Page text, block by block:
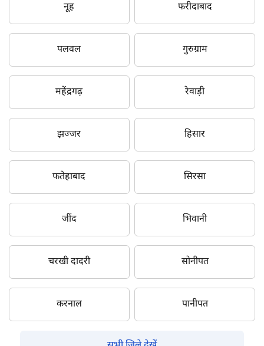
नूह फरीदाबाद
पलवल गुरुग्राम
महेंद्रगढ़ रेवाड़ी
झज्जर हिसार
फतेहाबाद सिरसा
जींद भिवानी
चरखी दादरी सोनीपत
करनाल पानीपत